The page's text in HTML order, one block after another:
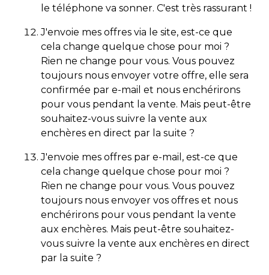
le téléphone va sonner. C'est très rassurant !
J'envoie mes offres via le site, est-ce que
cela change quelque chose pour moi ?
Rien ne change pour vous. Vous pouvez
toujours nous envoyer votre offre, elle sera
confirmée par e-mail et nous enchérirons
pour vous pendant la vente. Mais peut-être
souhaitez-vous suivre la vente aux
enchères en direct par la suite ?
J'envoie mes offres par e-mail, est-ce que
cela change quelque chose pour moi ?
Rien ne change pour vous. Vous pouvez
toujours nous envoyer vos offres et nous
enchérirons pour vous pendant la vente
aux enchères. Mais peut-être souhaitez-
vous suivre la vente aux enchères en direct
par la suite ?